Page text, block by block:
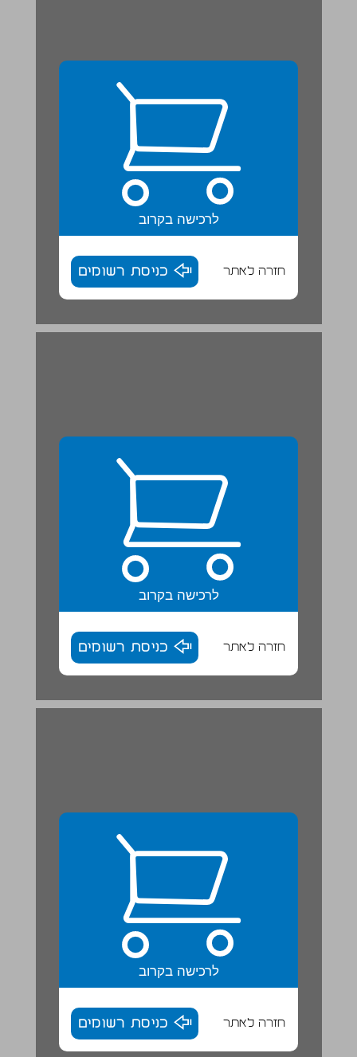
לרכישה בקרוב
חזרה לאתר כניסת רשומים
לרכישה בקרוב
חזרה לאתר כניסת רשומים
לרכישה בקרוב
חזרה לאתר כניסת רשומים